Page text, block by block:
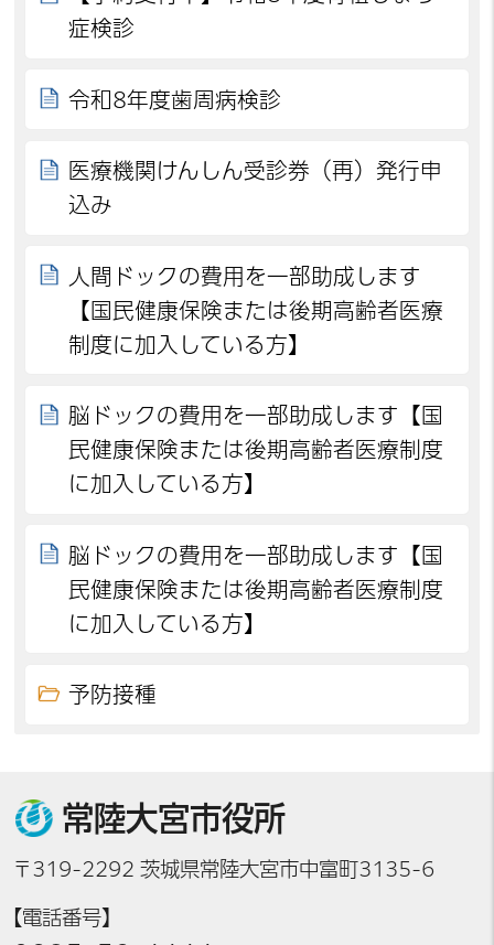
症検診
令和8年度歯周病検診
医療機関けんしん受診券（再）発行申
込み
人間ドックの費用を一部助成します
【国民健康保険または後期高齢者医療
制度に加入している方】
脳ドックの費用を一部助成します【国
民健康保険または後期高齢者医療制度
に加入している方】
脳ドックの費用を一部助成します【国
民健康保険または後期高齢者医療制度
に加入している方】
予防接種
常陸大宮市役所
〒319-2292 茨城県常陸大宮市中富町3135-6
【電話番号】